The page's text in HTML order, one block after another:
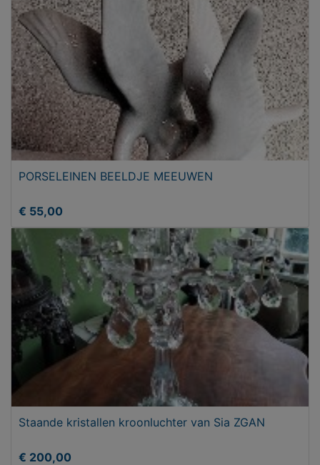
PORSELEINEN BEELDJE MEEUWEN
€ 55,00
Staande kristallen kroonluchter van Sia ZGAN
€ 200,00